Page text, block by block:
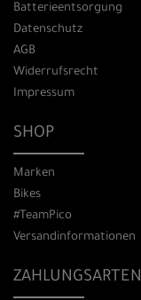
Batterieentsorgung
Datenschutz
AGB
Widerrufsrecht
Impressum
SHOP
Marken
Bikes
#TeamPico
Versandinformationen
ZAHLUNGSARTEN